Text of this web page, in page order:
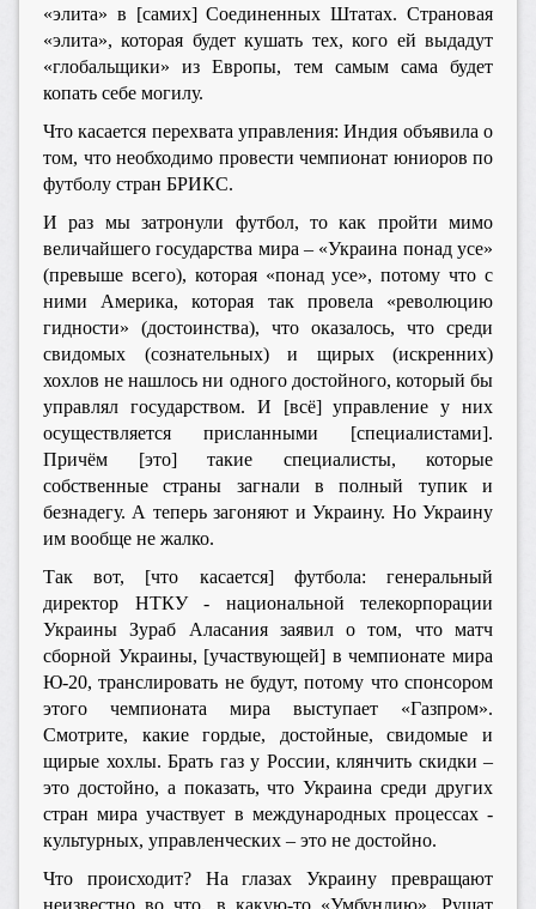
«элита» в [самих] Соединенных Штатах. Страновая
«элита», которая будет кушать тех, кого ей выдадут
«глобальщики» из Европы, тем самым сама будет
копать себе могилу.
Что касается перехвата управления: Индия объявила о
том, что необходимо провести чемпионат юниоров по
футболу стран БРИКС.
И раз мы затронули футбол, то как пройти мимо
величайшего государства мира – «Украина понад усе»
(превыше всего), которая «понад усе», потому что с
ними Америка, которая так провела «революцию
гидности» (достоинства), что оказалось, что среди
свидомых (сознательных) и щирых (искренних)
хохлов не нашлось ни одного достойного, который бы
управлял государством. И [всё] управление у них
осуществляется присланными [специалистами].
Причём [это] такие специалисты, которые
собственные страны загнали в полный тупик и
безнадегу. А теперь загоняют и Украину. Но Украину
им вообще не жалко.
Так вот, [что касается] футбола: генеральный
директор НТКУ - национальной телекорпорации
Украины Зураб Аласания заявил о том, что матч
сборной Украины, [участвующей] в чемпионате мира
Ю-20, транслировать не будут, потому что спонсором
этого чемпионата мира выступает «Газпром».
Смотрите, какие гордые, достойные, свидомые и
щирые хохлы. Брать газ у России, клянчить скидки –
это достойно, а показать, что Украина среди других
стран мира участвует в международных процессах -
культурных, управленческих – это не достойно.
Что происходит? На глазах Украину превращают
неизвестно во что, в какую-то «Умбундию». Рушат